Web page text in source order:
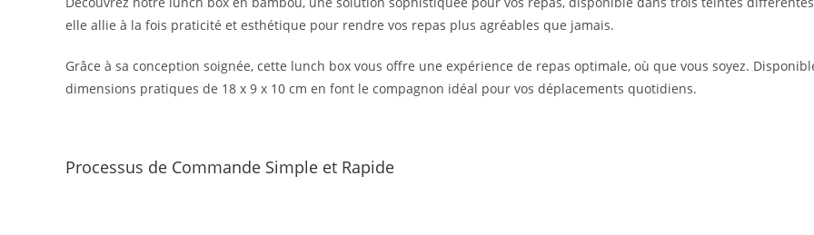
elle allie à la fois praticité et esthétique pour rendre vos repas plus agréables que jamais.
Grâce à sa conception soignée, cette lunch box vous offre une expérience de repas optimale, où que vous soyez.
dimensions pratiques de 18 x 9 x 10 cm en font le compagnon idéal pour vos déplacements quotidiens.
Processus de Commande Simple et Rapide